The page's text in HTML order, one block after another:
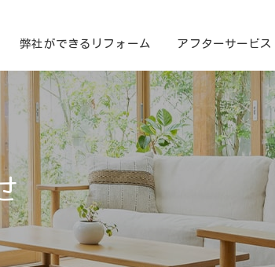
弊社ができるリフォーム アフターサービス